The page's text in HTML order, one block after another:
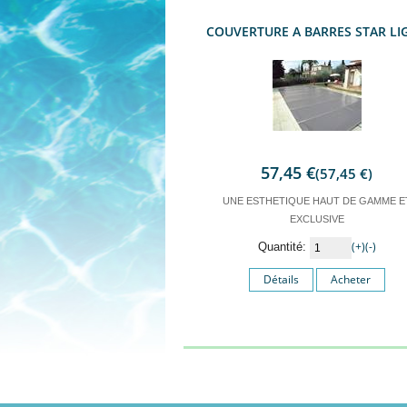
COUVERTURE A BARRES STAR
57,45 €(57,45 €)
UNE ESTHETIQUE HAUT DE GAMME
EXCLUSIVE
Quantité: (+)(-)
Détails Acheter